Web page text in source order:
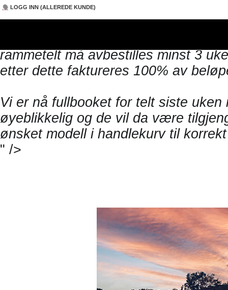
Prisoverslag/tilbud?
Gulv, lys + evt. varme bestilles
rammetelt må avbestilles minst 3
etter dette faktureres 100% av
Vi er nå fullbooket for telt siste
øyeblikkelig og de vil da være
ønsket modell i handlekurv til
" />
LOGG INN (ALLEREDE KUNDE)
DEN FLYVENDETALLERKEN